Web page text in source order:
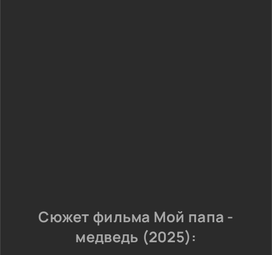
Сюжет фильма Мой папа -
медведь (2025):